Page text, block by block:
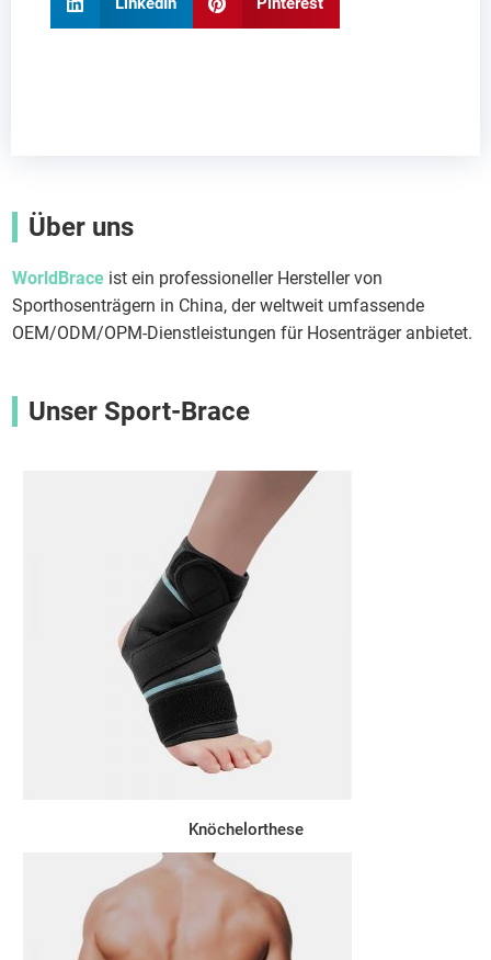
Über uns
WorldBrace ist ein professioneller Hersteller von
Sporthosenträgern in China, der weltweit umfassende
OEM/ODM/OPM-Dienstleistungen für Hosenträger anbietet.
Unser Sport-Brace
Knöchelorthese